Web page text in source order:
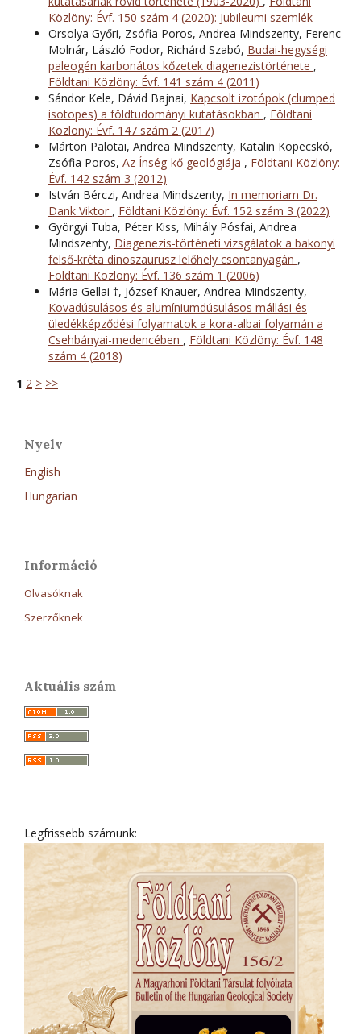
Közlöny: Évf. 150 szám 4 (2020): Jubileumi szemlék
Orsolya Győri, Zsófia Poros, Andrea Mindszenty, Ferenc
Molnár, László Fodor, Richárd Szabó, Budai-hegységi
paleogén karbonátos kőzetek diagenezistörténete ,
Földtani Közlöny: Évf. 141 szám 4 (2011)
Sándor Kele, Dávid Bajnai, Kapcsolt izotópok (clumped
isotopes) a földtudományi kutatásokban , Földtani
Közlöny: Évf. 147 szám 2 (2017)
Márton Palotai, Andrea Mindszenty, Katalin Kopecskó,
Zsófia Poros, Az Ínség-kő geológiája , Földtani Közlöny:
Évf. 142 szám 3 (2012)
István Bérczi, Andrea Mindszenty, In memoriam Dr.
Dank Viktor , Földtani Közlöny: Évf. 152 szám 3 (2022)
Györgyi Tuba, Péter Kiss, Mihály Pósfai, Andrea
Mindszenty, Diagenezis-történeti vizsgálatok a bakonyi
felső-kréta dinoszaurusz lelőhely csontanyagán ,
Földtani Közlöny: Évf. 136 szám 1 (2006)
Mária Gellai †, József Knauer, Andrea Mindszenty,
Kovadúsulásos és alumíniumdúsulásos mállási és
üledékképződési folyamatok a kora-albai folyamán a
Csehbányai-medencében , Földtani Közlöny: Évf. 148
szám 4 (2018)
1 2 > >>
Nyelv
English
Hungarian
Információ
Olvasóknak
Szerzőknek
Aktuális szám
Legfrissebb számunk: